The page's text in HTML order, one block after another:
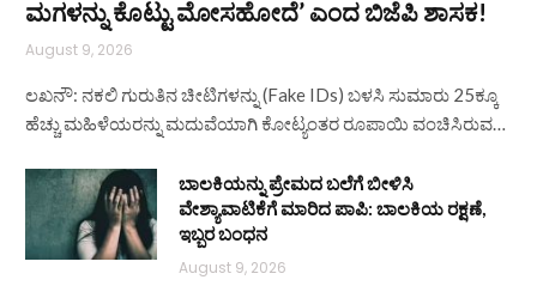
ಮಗಳನ್ನು ಕೊಟ್ಟು ಮೋಸಹೋದೆ’ ಎಂದ ಬಿಜೆಪಿ ಶಾಸಕ!
August 9, 2026
ಲಖನೌ: ನಕಲಿ ಗುರುತಿನ ಚೀಟಿಗಳನ್ನು (Fake IDs) ಬಳಸಿ ಸುಮಾರು 25ಕ್ಕೂ
ಹೆಚ್ಚು ಮಹಿಳೆಯರನ್ನು ಮದುವೆಯಾಗಿ ಕೋಟ್ಯಂತರ ರೂಪಾಯಿ ವಂಚಿಸಿರುವ…
ಬಾಲಕಿಯನ್ನು ಪ್ರೇಮದ ಬಲೆಗೆ ಬೀಳಿಸಿ
ವೇಶ್ಯಾವಾಟಿಕೆಗೆ ಮಾರಿದ ಪಾಪಿ: ಬಾಲಕಿಯ ರಕ್ಷಣೆ,
ಇಬ್ಬರ ಬಂಧನ
August 9, 2026